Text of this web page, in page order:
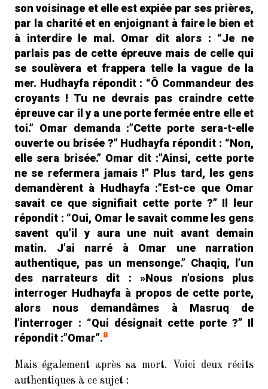
son voisinage et elle est expiée par ses prières,
par la charité et en enjoignant à faire le bien et
à interdire le mal. Omar dit alors : “Je ne
parlais pas de cette épreuve mais de celle qui
se soulèvera et frappera telle la vague de la
mer. Hudhayfa répondit : “Ô Commandeur des
croyants ! Tu ne devrais pas craindre cette
épreuve car il y a une porte fermée entre elle et
toi.” Omar demanda :”Cette porte sera-t-elle
ouverte ou brisée ?” Hudhayfa répondit : “Non,
elle sera brisée.” Omar dit :”Ainsi, cette porte
ne se refermera jamais !” Plus tard, les gens
demandèrent à Hudhayfa :”Est-ce que Omar
savait ce que signifiait cette porte ?” Il leur
répondit : “Oui, Omar le savait comme les gens
savent qu’il y aura une nuit avant demain
matin. J’ai narré à Omar une narration
authentique, pas un mensonge.” Chaqiq, l’un
des narrateurs dit : »Nous n’osions plus
interroger Hudhayfa à propos de cette porte,
alors nous demandâmes à Masruq de
l’interroger : “Qui désignait cette porte ?” Il
répondit :”Omar”.8
Mais également après sa mort. Voici deux récits
authentiques à ce sujet :